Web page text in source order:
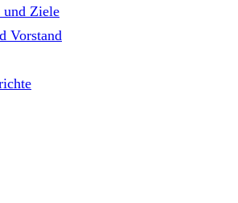
und Ziele
Vorstand